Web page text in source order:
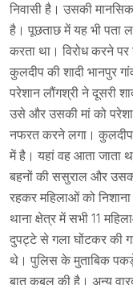
निवासी है। उसकी
है। पूछताछ में यह भी पता
करता था। विरोध करने
कुलदीप की शादी भानपुर
परेशान लौंगश्री ने दूसरी
उसे और उसकी मां को
नफरत करने लगा। कुलदीप
में है। यहां वह आता जाता
बहनों की ससुराल और
रहकर महिलाओं को
थाना क्षेत्र में सभी 11
दुपट्टे से गला घोंटकर की
थे। पुलिस के मुताबिक
बात कबूल की है। अन्य